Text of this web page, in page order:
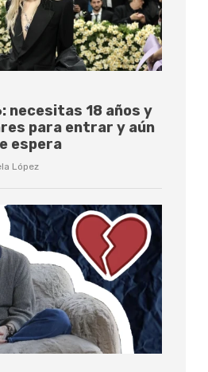
necesitas 18 años y
para entrar y aún
espera
López